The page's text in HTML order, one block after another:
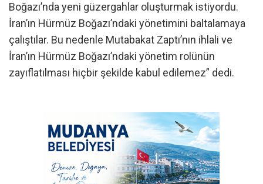
Boğazı’nda yeni güzergahlar oluşturmak istiyordu.
İran’ın Hürmüz Boğazı’ndaki yönetimini baltalamaya
çalıştılar. Bu nedenle Mutabakat Zaptı’nın ihlali ve
İran’ın Hürmüz Boğazı’ndaki yönetim rolünün
zayıflatılması hiçbir şekilde kabul edilemez” dedi.